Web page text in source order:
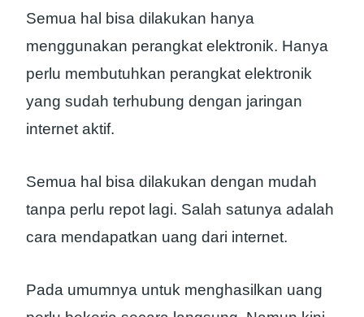
Semua hal bisa dilakukan hanya
menggunakan perangkat elektronik. Hanya
perlu membutuhkan perangkat elektronik
yang sudah terhubung dengan jaringan
internet aktif.
Semua hal bisa dilakukan dengan mudah
tanpa perlu repot lagi. Salah satunya adalah
cara mendapatkan uang dari internet.
Pada umumnya untuk menghasilkan uang